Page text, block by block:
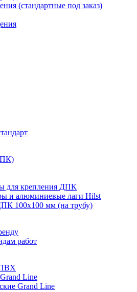
(стандартные под заказ)
для крепления ДПК
и алюминиевые лаги Hilst
100х100 мм (на трубу)
работ
Line
Grand Line